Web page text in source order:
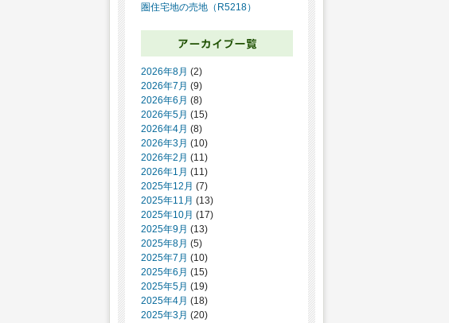
圏住宅地の売地（R5218）
2026年8月 (2)
2026年7月 (9)
2026年6月 (8)
2026年5月 (15)
2026年4月 (8)
2026年3月 (10)
2026年2月 (11)
2026年1月 (11)
2025年12月 (7)
2025年11月 (13)
2025年10月 (17)
2025年9月 (13)
2025年8月 (5)
2025年7月 (10)
2025年6月 (15)
2025年5月 (19)
2025年4月 (18)
2025年3月 (20)